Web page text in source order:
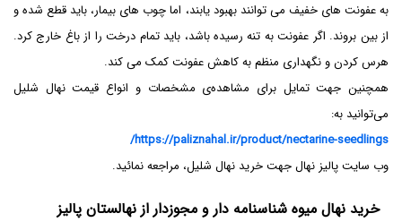
به عفونت های خفیف می توانند بهبود یابند، اما چوب های بیمار، باید قطع شده و
از بین بروند. اگر عفونت به تنه رسیده باشد، باید تمام درخت را از باغ خارج کرد.
هرس کردن و نگهداری منظم به کاهش عفونت کمک می کند.
همچنین جهت تمایل برای مشاهده‌ی مشخصات و انواع قیمت نهال شلیل
می‌توانید به:
https://paliznahal.ir/product/nectarine-seedlings/
وب سایت پالیز نهال جهت خرید نهال شلیل، مراجعه نمائید.
خرید نهال میوه شناسنامه دار و مجوزدار از نهالستان پالیز